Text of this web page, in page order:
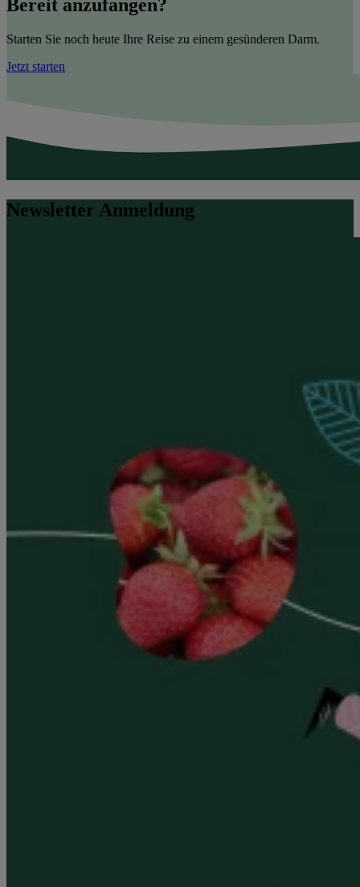
Bereit anzufangen?
Starten Sie noch heute Ihre Reise zu einem gesünderen Darm.
Jetzt starten
Newsletter Anmeldung